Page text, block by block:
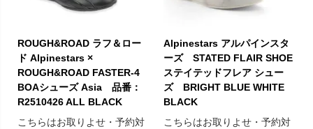
ROUGH&ROAD ラフ＆ロー
ド Alpinestars ×
ROUGH&ROAD FASTER-4
BOAシューズ Asia 品番：
R2510426 ALL BLACK
こちらはお取りよせ・予約対
Alpinestars アルパインスタ
ーズ STATED FLAIR SHOE
ステイテッドフレア シュー
ズ BRIGHT BLUE WHITE
BLACK
こちらはお取りよせ・予約対